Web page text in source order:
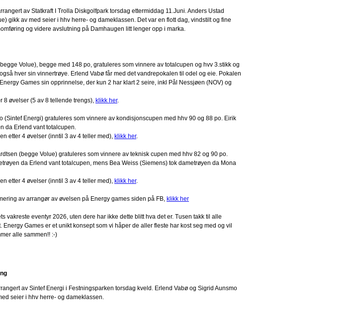
av Statkraft I Trolla Diskgolfpark torsdag ettermiddag 11.Juni. Anders Ustad
gikk av med seier i hhv herre- og dameklassen. Det var en flott dag, vindstilt og fine
og videre avslutning på Damhaugen litt lenger opp i marka.
Volue), begge med 148 po, gratuleres som vinnere av totalcupen og hvv 3.stikk og
hver sin vinnertrøye. Erlend Vabø får med det vandrepokalen til odel og eie. Pokalen
Games sin opprinnelse, der kun 2 har klart 2 seire, inkl Pål Nessjøen (NOV) og
8 øvelser (5 av 8 tellende trengs), klikk her.
(Sintef Energi) gratuleres som vinnere av kondisjonscupen med hhv 90 og 88 po. Eirik
da Erlend vant totalcupen.
etter 4 øvelser (inntil 3 av 4 teller med), klikk her.
(begge Volue) gratuleres som vinnere av teknisk cupen med hhv 82 og 90 po.
da Erlend vant totalcupen, mens Bea Weiss (Siemens) tok dametrøyen da Mona
etter 4 øvelser (inntil 3 av 4 teller med), klikk her.
av arrangør av øvelsen på Energy games siden på FB, klikk her
vakreste eventyr 2026, uten dere har ikke dette blitt hva det er. Tusen takk til alle
Energy Games er et unikt konsept som vi håper de aller fleste har kost seg med og vil
alle sammen!! :-)
av Sintef Energi i Festningsparken torsdag kveld. Erlend Vabø og Sigrid Aunsmo
seier i hhv herre- og dameklassen.